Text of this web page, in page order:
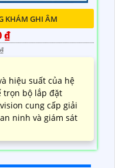
KHÁM GHI ÂM
₫
hiệu suất của hệ
trọn bộ lắp đặt
cung cấp giải
ninh và giám sát